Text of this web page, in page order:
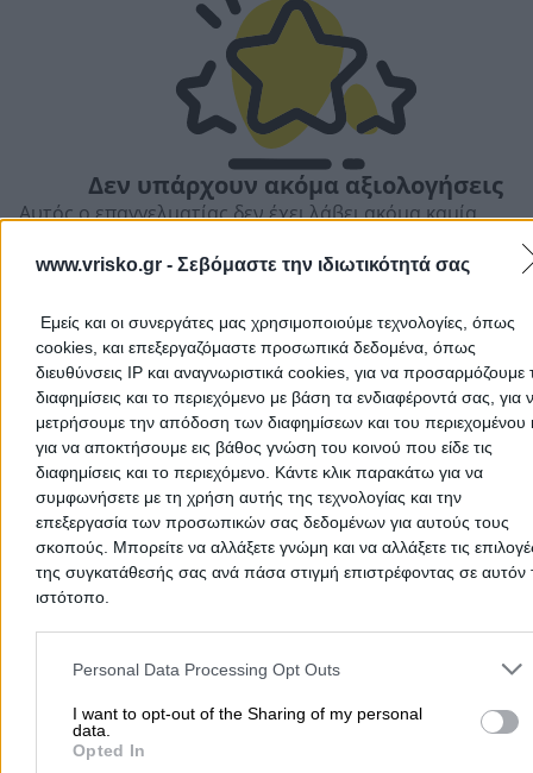
www.vrisko.gr - Σεβόμαστε την ιδιωτικότητά σας
Εμείς και οι συνεργάτες μας χρησιμοποιούμε τεχνολογίες, όπως
cookies, και επεξεργαζόμαστε προσωπικά δεδομένα, όπως
διευθύνσεις IP και αναγνωριστικά cookies, για να προσαρμόζουμε
διαφημίσεις και το περιεχόμενο με βάση τα ενδιαφέροντά σας, για
μετρήσουμε την απόδοση των διαφημίσεων και του περιεχομένου
για να αποκτήσουμε εις βάθος γνώση του κοινού που είδε τις
διαφημίσεις και το περιεχόμενο. Κάντε κλικ παρακάτω για να
συμφωνήσετε με τη χρήση αυτής της τεχνολογίας και την
επεξεργασία των προσωπικών σας δεδομένων για αυτούς τους
σκοπούς. Μπορείτε να αλλάξετε γνώμη και να αλλάξετε τις
της συγκατάθεσής σας ανά πάσα στιγμή επιστρέφοντας σε αυτόν
ιστότοπο.
Please note that this website/app uses one or more Google
and may gather and store information including but not limited to
to Google and its third-party tags to use your data for below
purposes in below Google consent section.
Personal Data Processing Opt Outs
I want to opt-out of the Sharing of my personal
data.
Opted In
Αποδέχομαι τους Όρους Χρήσης και τηνΠολιτική Προστασίας
Προσωπικών Δεδομένων
Ακύρωση
Δεν υπάρχουν ακόμα αξιολογήσεις
Αυτός ο επαγγελματίας δεν έχει λάβει ακόμα καμία
του και βοηθήστε άλλους χρήστες να κάνουν τη σωστή
Προσθήκη αξιολόγησης
> Νομός ΜΑΓΝΗΣΙΑΣ > Βόλος > Πληροφορική
Υπολογιστές (Εμπόριο - Επισκευή)